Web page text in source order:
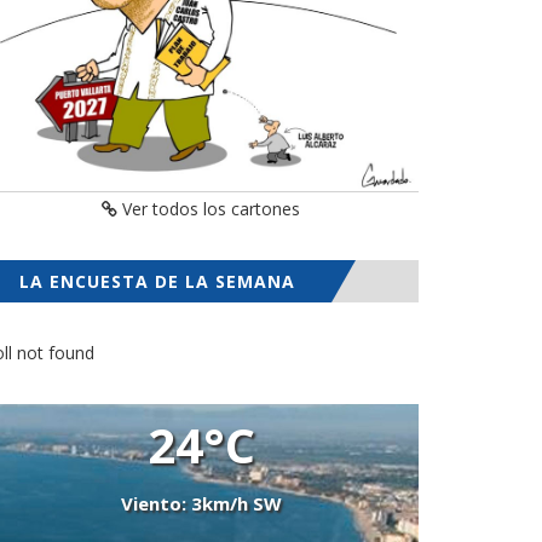
Ver todos los cartones
LA ENCUESTA DE LA SEMANA
not found
24°C
Viento: 3km/h SW